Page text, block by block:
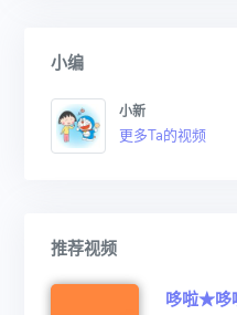
小编
小新
更多Ta的视频
推荐视频
哆啦★哆